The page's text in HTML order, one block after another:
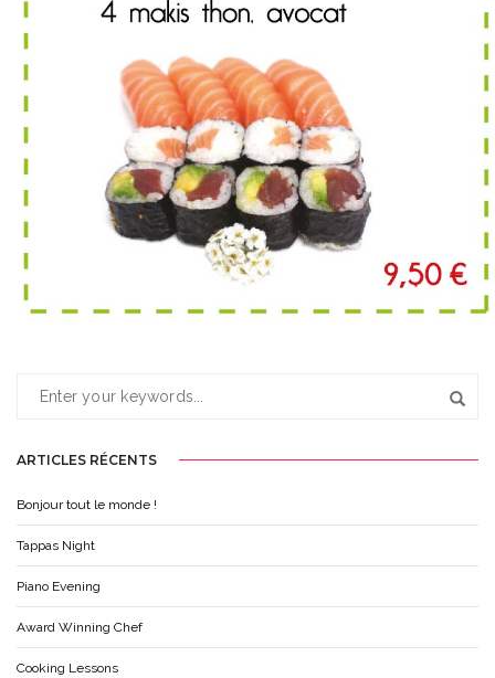
MENU A
ARTICLES RÉCENTS
Bonjour tout le monde !
Tappas Night
Piano Evening
Award Winning Chef
Cooking Lessons